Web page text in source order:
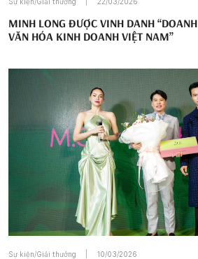
MINH LONG ĐƯỢC VINH DANH
VĂN HÓA KINH DOANH VIỆT NAM”
Sự kiện/Giải thưởng 10/03/2026